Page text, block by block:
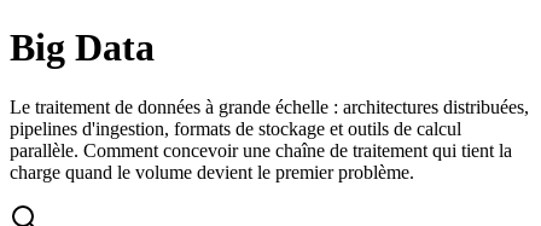
Big Data
Le traitement de données à grande échelle : architectures distribuées,
pipelines d'ingestion, formats de stockage et outils de calcul
parallèle. Comment concevoir une chaîne de traitement qui tient la
charge quand le volume devient le premier problème.